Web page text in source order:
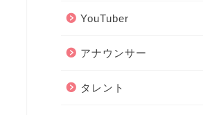
YouTuber
アナウンサー
タレント